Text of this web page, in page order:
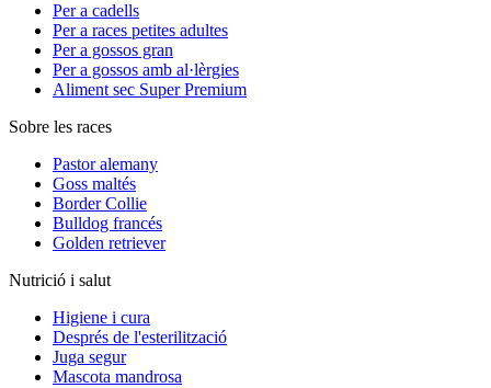
Per a cadells
Per a races petites adultes
Per a gossos gran
Per a gossos amb al·lèrgies
Aliment sec Super Premium
Sobre les races
Pastor alemany
Goss maltés
Border Collie
Bulldog francés
Golden retriever
Nutrició i salut
Higiene i cura
Després de l'esterilització
Juga segur
Mascota mandrosa